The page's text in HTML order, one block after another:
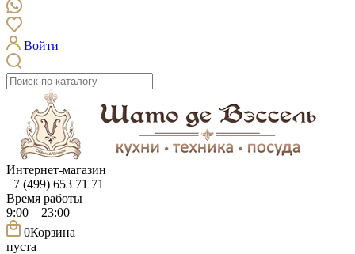
Войти
Интернет-магазин
+7 (499) 653 71 71
Время работы
9:00 – 23:00
0Корзина
пуста